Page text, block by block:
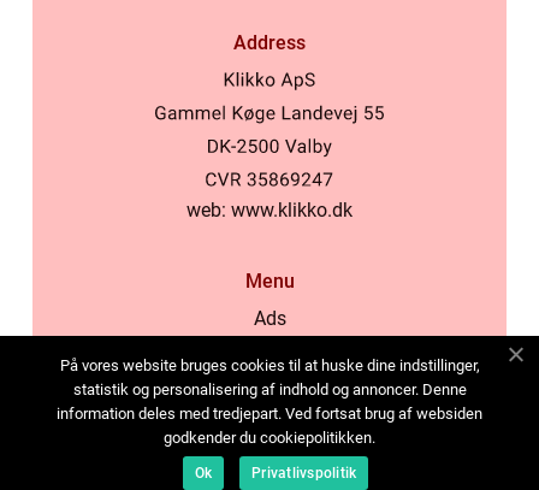
Address
web: www.klikko.dk
Menu
Ads
Cookies
Contact
Sitemap
På vores website bruges cookies til at huske dine indstillinger,
statistik og personalisering af indhold og annoncer. Denne
information deles med tredjepart. Ved fortsat brug af websiden
godkender du cookiepolitikken.
Ok Privatlivspolitik